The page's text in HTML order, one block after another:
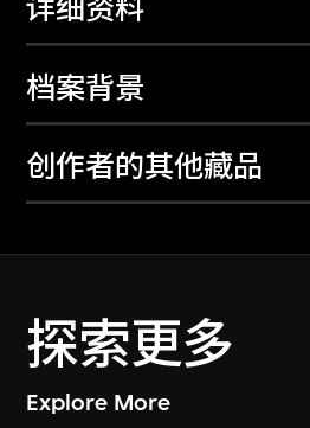
详细资料
档案背景
创作者的其他藏品
探索更多
Explore More